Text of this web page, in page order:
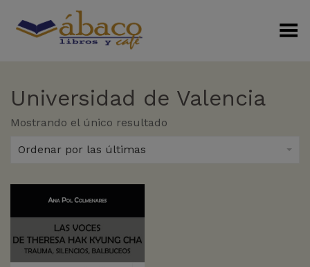
Menú Alterno
Universidad de Valencia
Mostrando el único resultado
Ordenar por las últimas